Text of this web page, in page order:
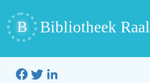
B Bibliotheek